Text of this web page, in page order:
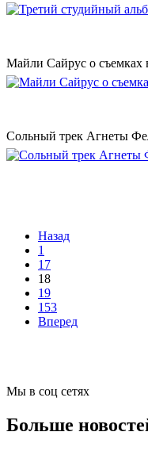
Майли Сайрус о съемках
Сольный трек Агнеты
Назад
1
17
18
19
153
Вперед
Мы в соц сетях
Больше